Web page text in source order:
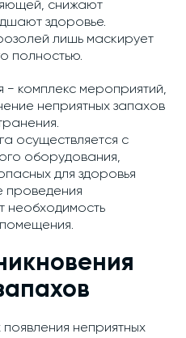
снижают
здоровье.
лишь маскирует
полностью.
комплекс мероприятий,
неприятных запахов
осуществляется с
оборудования,
для здоровья
проведения
необходимость
неприятных